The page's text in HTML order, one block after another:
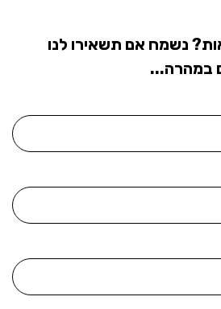
נשמח אם תשאירו לנו
במהרה...